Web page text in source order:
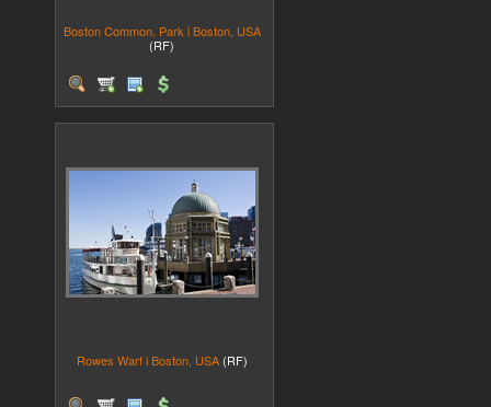
Boston Common. Park i Boston, USA
(RF)
Rowes Warf i Boston, USA (RF)